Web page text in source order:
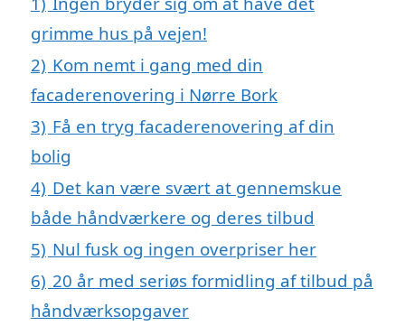
grimme hus på vejen!
2) Kom nemt i gang med din
facaderenovering i Nørre Bork
3) Få en tryg facaderenovering af din
bolig
4) Det kan være svært at gennemskue
både håndværkere og deres tilbud
5) Nul fusk og ingen overpriser her
6) 20 år med seriøs formidling af tilbud på
håndværksopgaver